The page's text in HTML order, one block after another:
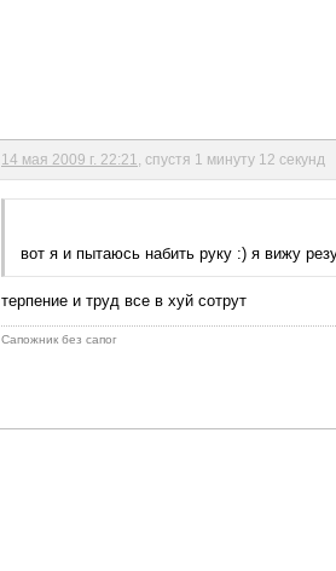
14 мая 2009 г. 22:21 , спустя 1 минуту 12 секунд
вот я и пытаюсь набить руку :) я вижу
терпение и труд все в хуй сотрут
Сапожник без сапог